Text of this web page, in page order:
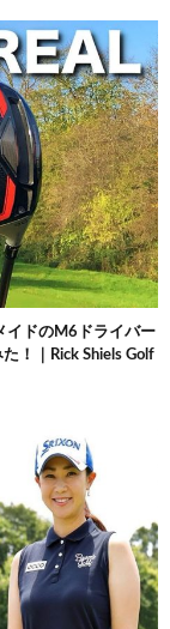
イドのM6ドライバー
！｜Rick Shiels Golf